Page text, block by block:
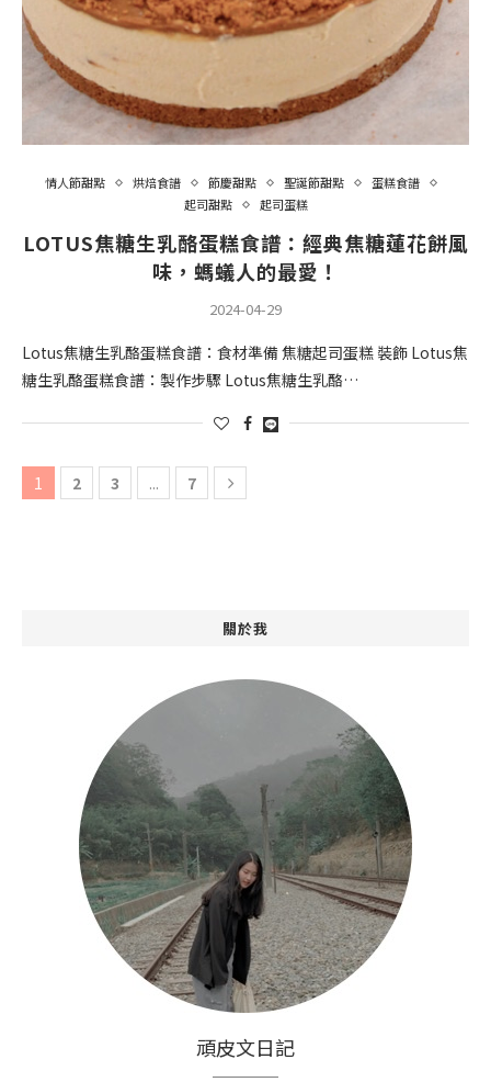
情人節甜點 烘焙食譜 節慶甜點 聖誕節甜點
蛋糕食譜
起司甜點
起司蛋糕
LOTUS焦糖生乳酪蛋糕食譜：經典焦糖蓮花餅風
味，螞蟻人的最愛！
2024-04-29
Lotus焦糖生乳酪蛋糕食譜：食材準備 焦糖起司蛋糕 裝飾 Lotus焦
糖生乳酪蛋糕食譜：製作步驟 Lotus焦糖生乳酪…
1 2 3 ... 7
關於我
頑皮文日記